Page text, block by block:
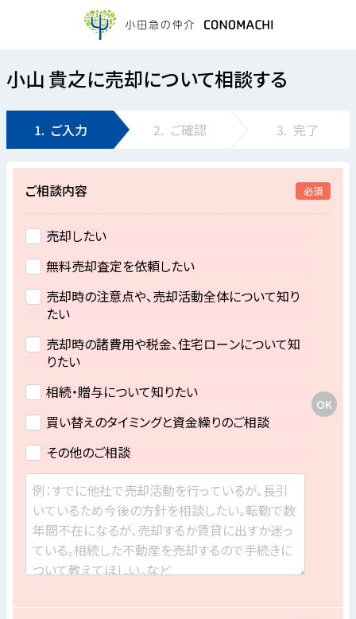
小山 貴之に売却について相談する
1. ご入力 2. ご確認 3. 完了
ご相談内容 必須
売却したい
無料売却査定を依頼したい
売却時の注意点や、売却活動全体について知り
たい
売却時の諸費用や税金、住宅ローンについて知
りたい
相続・贈与について知りたい
買い替えのタイミングと資金繰りのご相談
その他のご相談